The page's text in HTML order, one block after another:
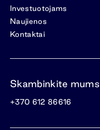
Investuotojams
Naujienos
Kontaktai
Skambinkite mums
+370 612 86616